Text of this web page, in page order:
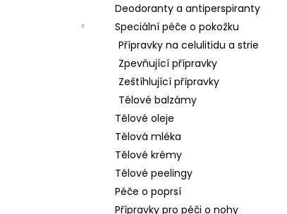
Deodoranty a antiperspiranty
Speciální péče o pokožku
Přípravky na celulitidu a strie
Zpevňující přípravky
Zeštíhlující přípravky
Tělové balzámy
Tělové oleje
Tělová mléka
Tělové krémy
Tělové peelingy
Péče o poprsí
Přípravky pro péči o nohy